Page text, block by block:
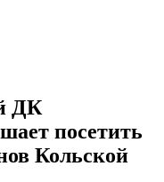
ДК
посетить
Кольской